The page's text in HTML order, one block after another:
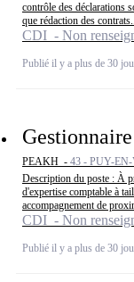
contrôle des déclarations
que rédaction des
CDI - Non
Publié il y a plus de 30
PEAKH - 43 - PUY-
Description du poste : À
d'expertise comptable à
accompagnement de
CDI - Non
Publié il y a plus de 30